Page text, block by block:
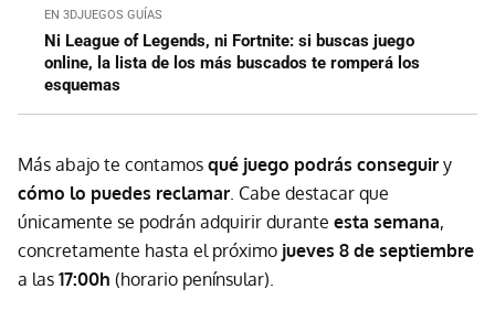
EN 3DJUEGOS GUÍAS
Ni League of Legends, ni Fortnite: si buscas juego
online, la lista de los más buscados te romperá los
esquemas
Más abajo te contamos qué juego podrás conseguir y
cómo lo puedes reclamar . Cabe destacar que
únicamente se podrán adquirir durante esta semana,
concretamente hasta el próximo jueves 8 de septiembre
a las 17:00h (horario penínsular).